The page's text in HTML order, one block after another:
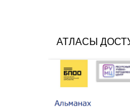
АТЛАСЫ